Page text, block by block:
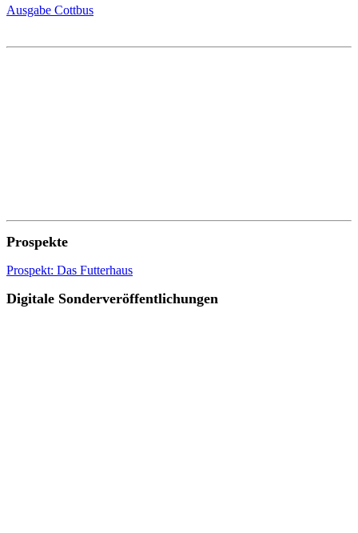
Ausgabe Cottbus
Prospekte
Prospekt: Das Futterhaus
Digitale Sonderveröffentlichungen